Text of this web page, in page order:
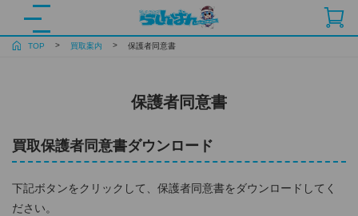
TOP 買取案内 保護者同意書
保護者同意書
買取保護者同意書ダウンロード
下記ボタンをクリックして、保護者同意書をダウンロードしてく
ださい。